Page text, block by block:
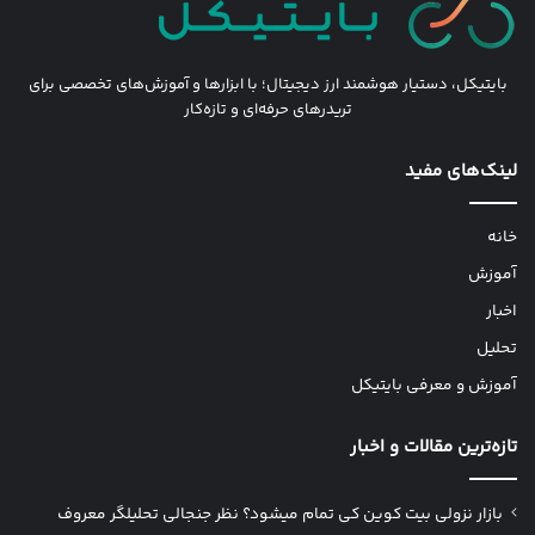
بایتیکل، دستیار هوشمند ارز دیجیتال؛ با ابزارها و آموزش‌های تخصصی برای
تریدرهای حرفه‌ای و تازه‌کار
لینک‌های مفید
خانه
آموزش
اخبار
تحلیل
آموزش و معرفی بایتیکل
تازه‌ترین مقالات و اخبار
بازار نزولی بیت کوین کی تمام میشود؟ نظر جنجالی تحلیلگر معروف